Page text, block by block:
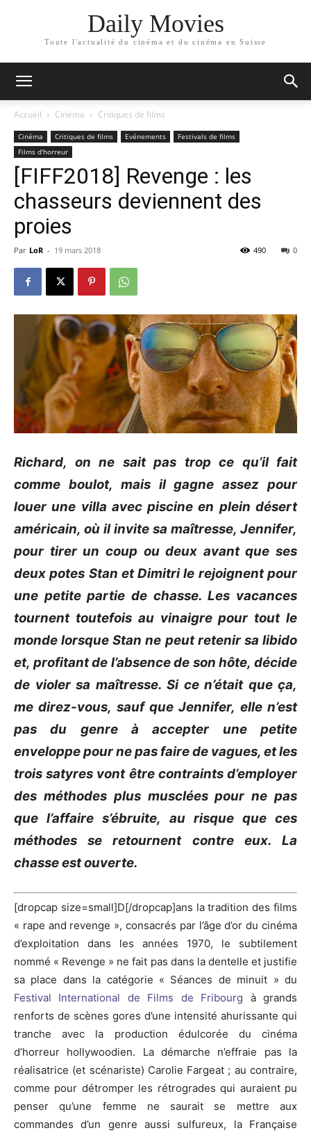
Daily Movies
Toute l'actualité du cinéma et du cinéma en Suisse
Accueil Cinéma Critiques de films
Cinéma Critiques de films Evénements
Festivals de films
Films d'horreur
[FIFF2018] Revenge : les
chasseurs deviennent des
proies
Par LoR - 19 mars 2018 0
490
Richard, on ne sait pas trop ce qu’il fait
comme boulot, mais il gagne assez pour
louer une villa avec piscine en plein désert
américain, où il invite sa maîtresse, Jennifer,
pour tirer un coup ou deux avant que ses
deux potes Stan et Dimitri le rejoignent pour
une petite partie de chasse. Les vacances
tournent toutefois au vinaigre pour tout le
monde lorsque Stan ne peut retenir sa libido
et, profitant de l’absence de son hôte, décide
de violer sa maîtresse. Si ce n’était que ça,
me direz-vous, sauf que Jennifer, elle n’est
pas du genre à accepter une petite
enveloppe pour ne pas faire de vagues, et les
trois satyres vont être contraints d’employer
des méthodes plus musclées pour ne pas
que l’affaire s’ébruite, au risque que ces
méthodes se retournent contre eux. La
chasse est ouverte.
[dropcap size=small]D[/dropcap]ans la tradition des films
« rape and revenge », consacrés par l’âge d’or du cinéma
d’exploitation dans les années 1970, le subtilement
nommé « Revenge » ne fait pas dans la dentelle et justifie
sa place dans la catégorie « Séances de minuit » du
Festival International de Films de Fribourg à grands
renforts de scènes gores d’une intensité ahurissante qui
tranche avec la production édulcorée du cinéma
d’horreur hollywoodien. La démarche n’effraie pas la
réalisatrice (et scénariste) Carolie Fargeat ; au contraire,
comme pour détromper les rétrogrades qui auraient pu
penser qu’une femme ne saurait se mettre aux
commandes d’un genre aussi sulfureux, la Française